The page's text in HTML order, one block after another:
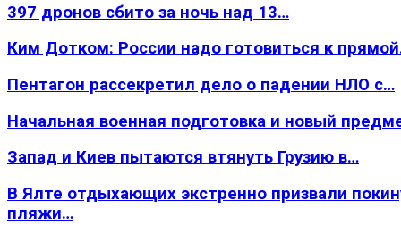
397 дронов сбито за ночь над 13…
Ким Дотком: России надо готовиться к
Пентагон рассекретил дело о падении НЛО с…
Начальная военная подготовка и новый
Запад и Киев пытаются втянуть Грузию в…
В Ялте отдыхающих экстренно призвали
пляжи…